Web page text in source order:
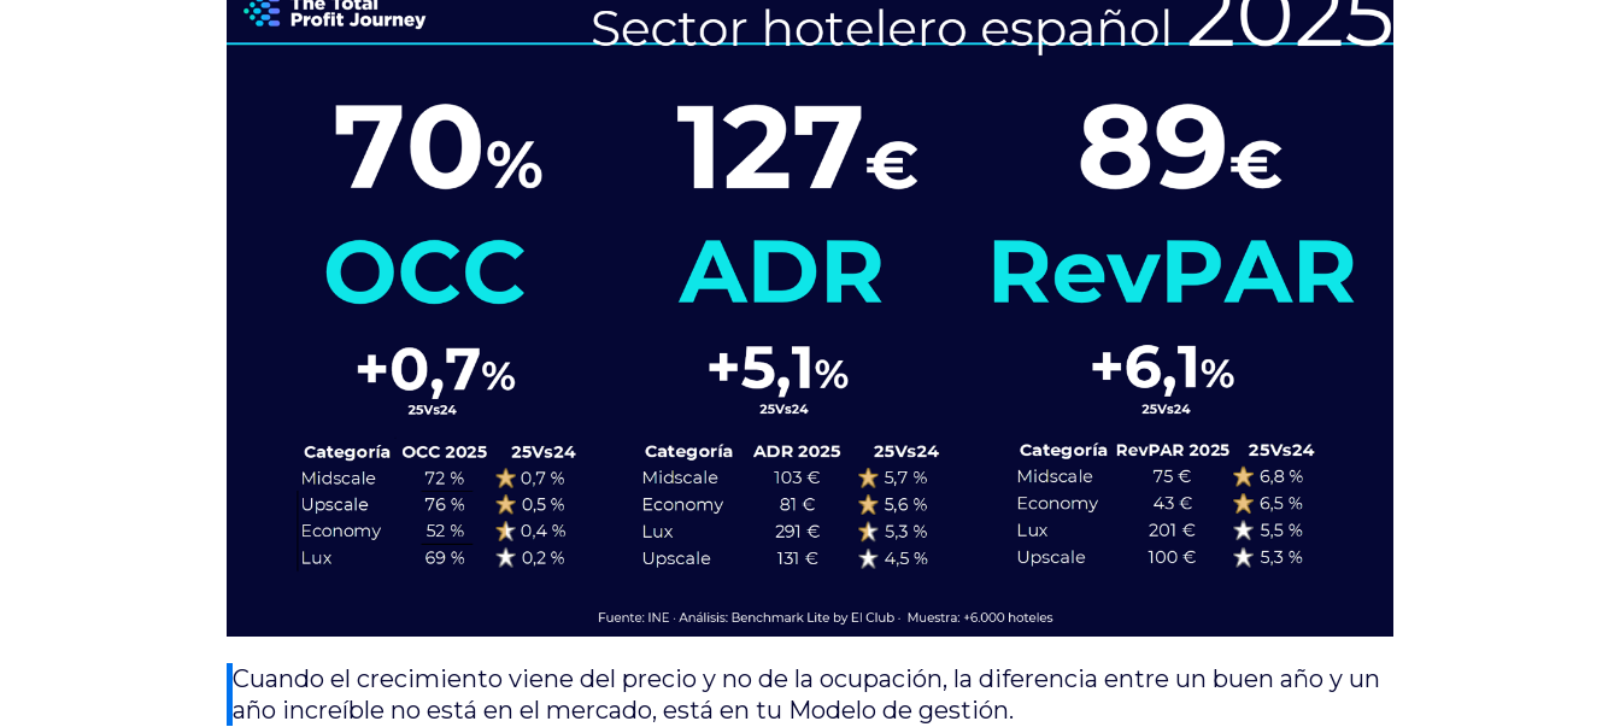
Cuando el crecimiento viene del precio y no de la ocupación, la diferencia entre un buen año y un
año increíble no está en el mercado, está en tu Modelo de gestión.